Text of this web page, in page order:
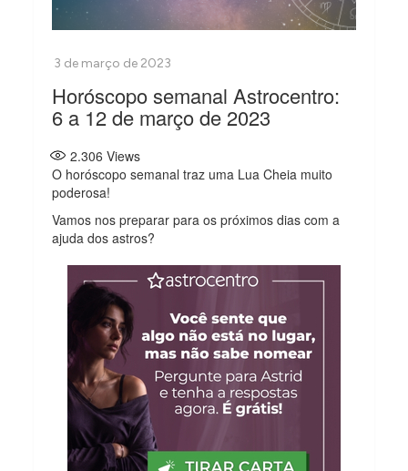
Horóscopo semanal Astrocentro:
6 a 12 de março de 2023
2.306 Views
O horóscopo semanal traz uma Lua Cheia muito
poderosa!
Vamos nos preparar para os próximos dias com a
ajuda dos astros?